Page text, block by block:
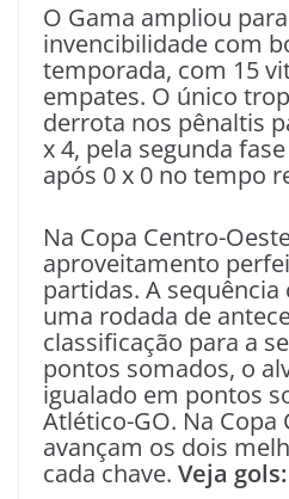
O Gama ampliou
invencibilidade com
temporada, com 15
empates. O único
derrota nos pênaltis
x 4, pela segunda
após 0 x 0 no tempo
Na Copa Centro-
aproveitamento
partidas. A
uma rodada de
classificação para a
pontos somados, o
igualado em pontos
Atlético-GO. Na Copa
avançam os dois
cada chave. Veja gols: